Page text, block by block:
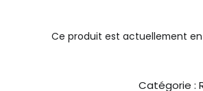
Ce produit est actuellement
Catégorie :